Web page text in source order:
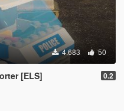
4.683 50
[ELS] 0.2